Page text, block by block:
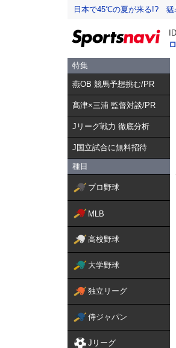
日本で45℃の夏が来る!? 猛
特集
燕OB 競馬予想挑む/PR
髙津×三浦 監督対談/PR
Jリーグ戦力 徹底分析
J国立試合に無料招待
種目
プロ野球
MLB
高校野球
大学野球
独立リーグ
侍ジャパン
Jリーグ